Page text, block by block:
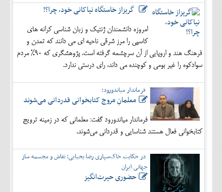
گریزاز خاستگاه نیاکانی خود، چرا؟!
امروزه دانشمندان ژنتیک و زبان شناسی کرانه های
کاسپی را مرز شرقی ناحیه ای می دانند که تمدن و
فرهنگ هند و اروپایی از آن سرچشمه گرفته است. پژوهشگری که 90% مردم
سوادکوه را غیر بومی و کوچنده می داند، رای درستی ندارد.
فرماندار میاندورود:
معلمانِ مروج کتابخوانی قدردانی می‌شوند
فرماندار میاندورود گفت: معلمانی که در زمینه ترویج
کتابخوانی فعال هستند شناسایی و قدردانی می‌شوند.
در حکایت خاک‌سپاری رضا یحیایی؛ نقاش و مجسمه ساز
جهانی ایران
حضوری حیرت‌انگیز